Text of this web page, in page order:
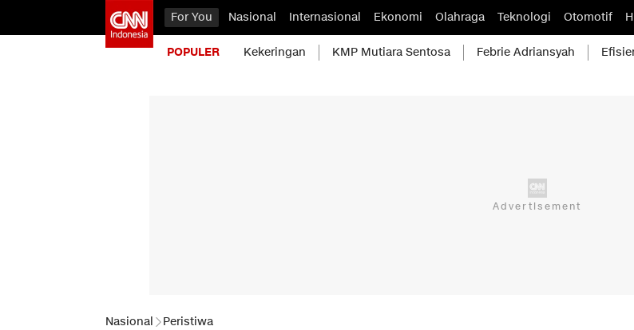
For You Nasional Internasional Ekonomi Olahraga Teknologi Otomotif
POPULER Kekeringan KMP Mutiara Sentosa Febrie Adriansyah
Nasional Peristiwa